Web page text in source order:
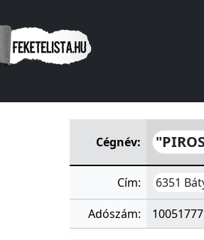
"PIROS ARANY"
Cégnév:
Cím: 6351
Adószám: 10051777